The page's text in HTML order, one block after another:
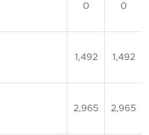
0 0
1,492 1,492
2,965 2,965